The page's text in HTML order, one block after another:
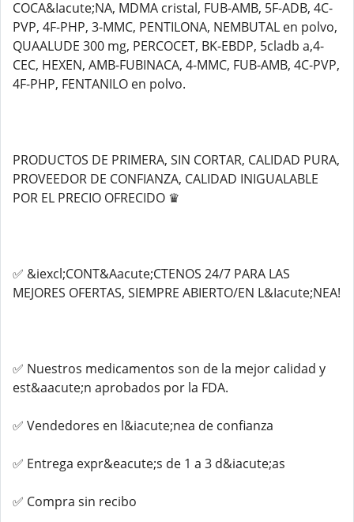
COCA&Iacute;NA, MDMA cristal, FUB-AMB, 5F-ADB, 4C-
PVP, 4F-PHP, 3-MMC, PENTILONA, NEMBUTAL en polvo,
QUAALUDE 300 mg, PERCOCET, BK-EBDP, 5cladb a,4-
CEC, HEXEN, AMB-FUBINACA, 4-MMC, FUB-AMB, 4C-PVP,
4F-PHP, FENTANILO en polvo.
PRODUCTOS DE PRIMERA, SIN CORTAR, CALIDAD PURA,
PROVEEDOR DE CONFIANZA, CALIDAD INIGUALABLE
POR EL PRECIO OFRECIDO ♛
✅ &iexcl;CONT&Aacute;CTENOS 24/7 PARA LAS
MEJORES OFERTAS, SIEMPRE ABIERTO/EN L&Iacute;NEA!
✅ Nuestros medicamentos son de la mejor calidad y
est&aacute;n aprobados por la FDA.
✅ Vendedores en l&iacute;nea de confianza
✅ Entrega expr&eacute;s de 1 a 3 d&iacute;as
✅ Compra sin recibo